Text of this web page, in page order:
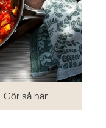
Gör så här